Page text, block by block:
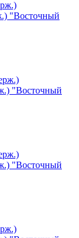
"Восточный
"Восточный
"Восточный